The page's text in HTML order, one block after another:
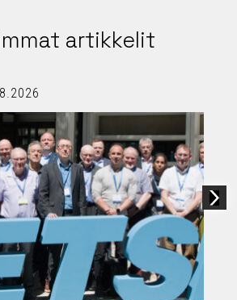
artikkelit